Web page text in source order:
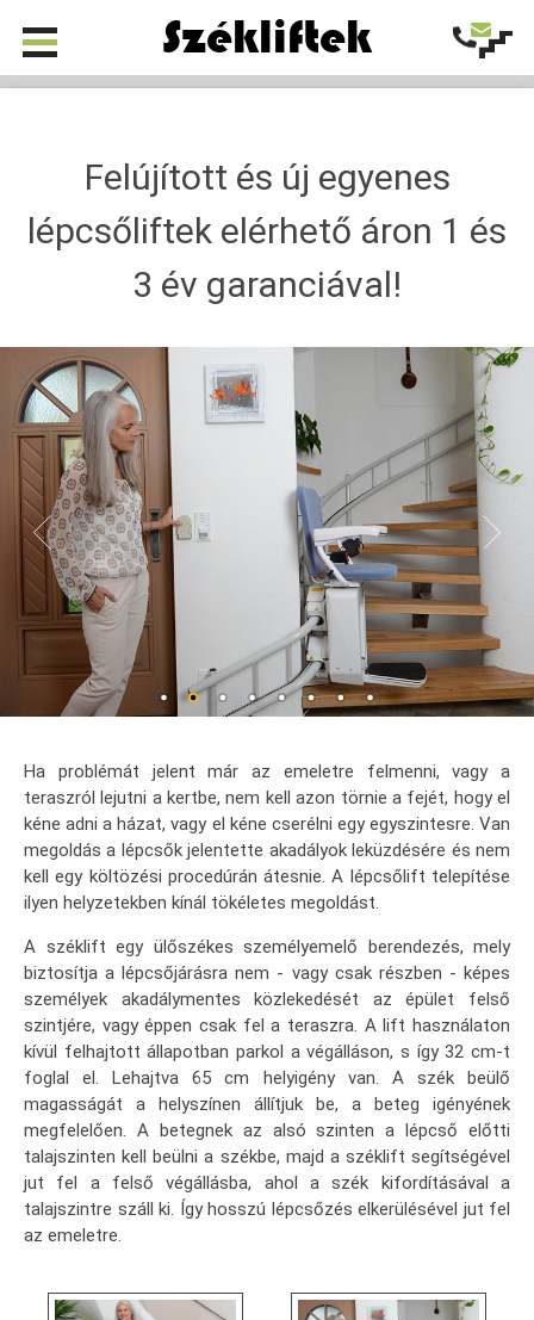
Székliftek
Felújított és új egyenes
lépcsőliftek elérhető áron 1 és
3 év garanciával!
Ha problémát jelent már az emeletre felmenni, vagy a
teraszról lejutni a kertbe, nem kell azon törnie a fejét, hogy el
kéne adni a házat, vagy el kéne cserélni egy egyszintesre. Van
megoldás a lépcsők jelentette akadályok leküzdésére és nem
kell egy költözési procedúrán átesnie. A lépcsőlift telepítése
ilyen helyzetekben kínál tökéletes megoldást.
A széklift egy ülőszékes személyemelő berendezés, mely
biztosítja a lépcsőjárásra nem - vagy csak részben - képes
személyek akadálymentes közlekedését az épület felső
szintjére, vagy éppen csak fel a teraszra. A lift használaton
kívül felhajtott állapotban parkol a végálláson, s így 32 cm-t
foglal el. Lehajtva 65 cm helyigény van. A szék beülő
magasságát a helyszínen állítjuk be, a beteg igényének
megfelelően. A betegnek az alsó szinten a lépcső előtti
talajszinten kell beülni a székbe, majd a széklift segítségével
jut fel a felső végállásba, ahol a szék kifordításával a
talajszintre száll ki. Így hosszú lépcsőzés elkerülésével jut fel
az emeletre.